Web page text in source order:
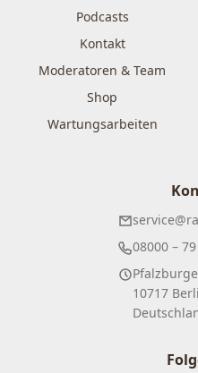
Podcasts
Kontakt
Moderatoren & Team
Shop
Wartungsarbeiten
08000 –
10717